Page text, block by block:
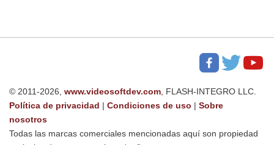
© 2011-2026, www.videosoftdev.com , FLASH-INTEGRO LLC.
Política de privacidad | Condiciones de uso | Sobre
nosotros
Todas las marcas comerciales mencionadas aquí son propiedad